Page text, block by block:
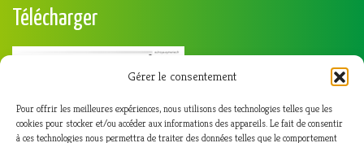
Gérer le consentement
Pour offrir les meilleures expériences, nous utilisons des technologies telles que les
cookies pour stocker et/ou accéder aux informations des appareils. Le fait de consentir
à ces technologies nous permettra de traiter des données telles que le comportement
Télécharger